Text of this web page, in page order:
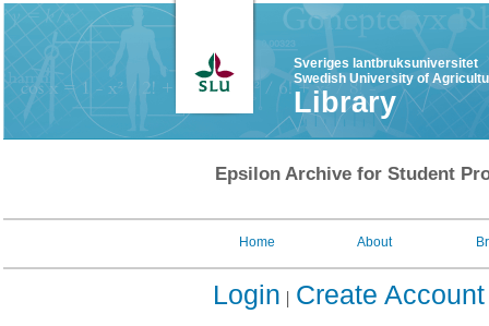
Sveriges lantbruksuniversitet
Swedish University of
Library
Epsilon Archive for Student
Home About
Login Create Account